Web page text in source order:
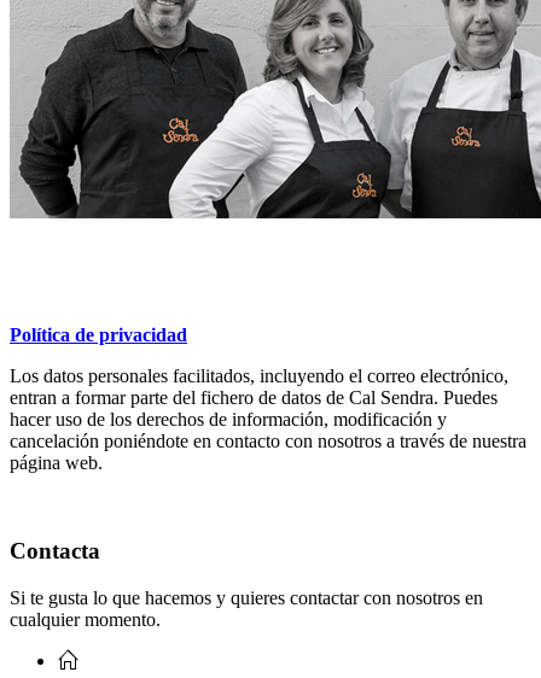
Política de privacidad
Los datos personales facilitados, incluyendo el correo electrónico,
entran a formar parte del fichero de datos de Cal Sendra. Puedes
hacer uso de los derechos de información, modificación y
cancelación poniéndote en contacto con nosotros a través de nuestra
página web.
Contacta
Si te gusta lo que hacemos y quieres contactar con nosotros en
cualquier momento.